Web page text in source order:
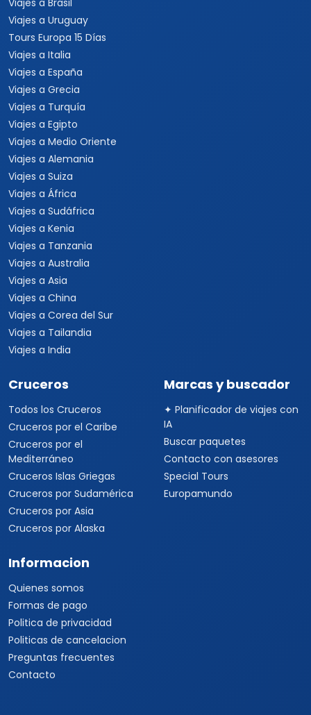
Viajes a Brasil
Viajes a Uruguay
Tours Europa 15 Días
Viajes a Italia
Viajes a España
Viajes a Grecia
Viajes a Turquía
Viajes a Egipto
Viajes a Medio Oriente
Viajes a Alemania
Viajes a Suiza
Viajes a África
Viajes a Sudáfrica
Viajes a Kenia
Viajes a Tanzania
Viajes a Australia
Viajes a Asia
Viajes a China
Viajes a Corea del Sur
Viajes a Tailandia
Viajes a India
Cruceros
Todos los Cruceros
Cruceros por el Caribe
Cruceros por el
Mediterráneo
Cruceros Islas Griegas
Cruceros por Sudamérica
Cruceros por Asia
Cruceros por Alaska
Marcas y buscador
✦ Planificador de viajes con
IA
Buscar paquetes
Contacto con asesores
Special Tours
Europamundo
Informacion
Quienes somos
Formas de pago
Politica de privacidad
Politicas de cancelacion
Preguntas frecuentes
Contacto